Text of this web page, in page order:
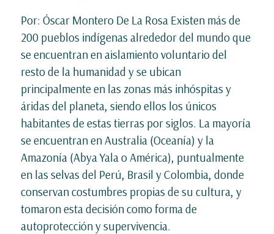
Por: Óscar Montero De La Rosa Existen más de
200 pueblos indígenas alrededor del mundo que
se encuentran en aislamiento voluntario del
resto de la humanidad y se ubican
principalmente en las zonas más inhóspitas y
áridas del planeta, siendo ellos los únicos
habitantes de estas tierras por siglos. La mayoría
se encuentran en Australia (Oceanía) y la
Amazonía (Abya Yala o América), puntualmente
en las selvas del Perú, Brasil y Colombia, donde
conservan costumbres propias de su cultura, y
tomaron esta decisión como forma de
autoprotección y supervivencia.